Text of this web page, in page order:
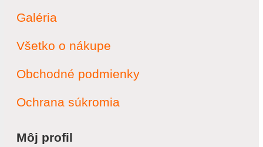
Galéria
Všetko o nákupe
Obchodné podmienky
Ochrana súkromia
Môj profil